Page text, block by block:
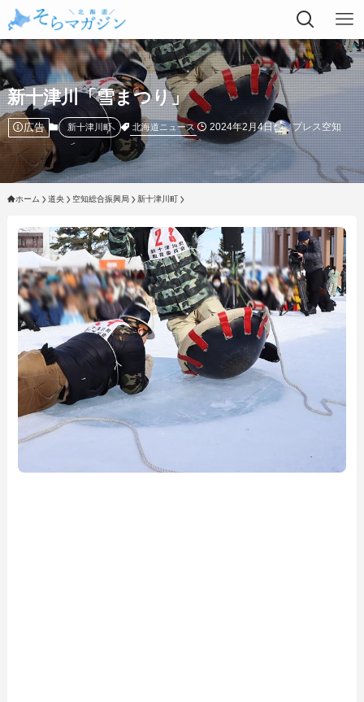
新十津川「雪まつり」
広告 新十津川町 北海道ニュース 2024年2月4日 プレス空知
ホーム 道央 空知総合振興局 新十津川町